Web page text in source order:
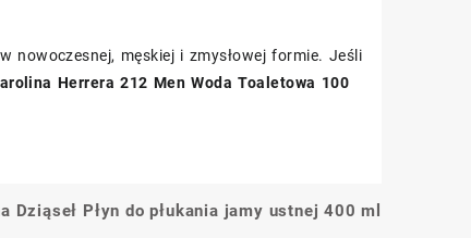
męskiej i zmysłowej formie. Jeśli
Herrera 212 Men Woda Toaletowa 100
Dziąseł Płyn do płukania jamy ustnej 400 ml